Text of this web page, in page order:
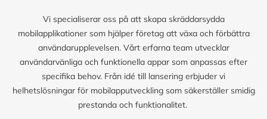
Vi specialiserar oss på att skapa skräddarsydda
mobilapplikationer som hjälper företag att växa och förbättra
användarupplevelsen. Vårt erfarna team utvecklar
användarvänliga och funktionella appar som anpassas efter
specifika behov. Från idé till lansering erbjuder vi
helhetslösningar för mobilapputveckling som säkerställer smidig
prestanda och funktionalitet.